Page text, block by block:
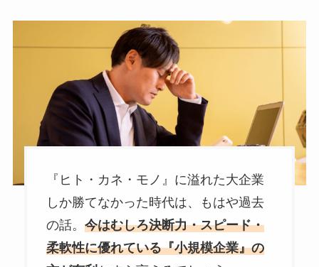
『ヒト・カネ・モノ』に溢れた大企業
しか勝てなかった時代は、もはや過去
の話。 今はむしろ決断力・スピード・
柔軟性に優れている『小規模企業』の